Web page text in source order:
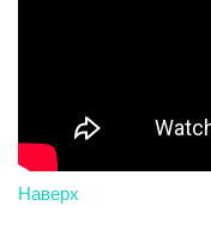
Наверх